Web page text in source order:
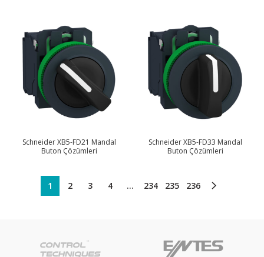
Schneider XB5-FD21 Mandal
Buton Çözümleri
Schneider XB5-FD33 Mandal
Buton Çözümleri
1 2 3 4 … 234 235 236